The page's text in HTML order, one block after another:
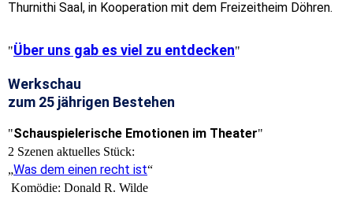
Thurnithi Saal, in Kooperation mit dem Freizeitheim Döhren.
"Über uns gab es viel zu entdecken"
Werkschau
zum 25 jährigen Bestehen
"Schauspielerische Emotionen im Theater"
2 Szenen aktuelles Stück:
„Was dem einen recht ist“
Komödie: Donald R. Wilde